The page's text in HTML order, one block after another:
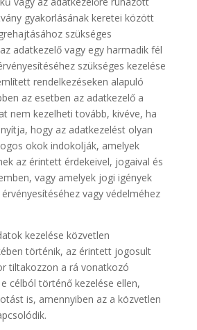
gyakorlásának keretei között
szükséges
adatkezelő vagy egy harmadik fél
szükséges kezelése
rendelkezéseken alapuló
az esetben az adatkezelő a
nem kezelheti tovább, kivéve, ha
hogy az adatkezelést olyan
okok indokolják, amelyek
az érintett érdekeivel, jogaival és
vagy amelyek jogi igények
vagy védelméhez
kezelése közvetlen
történik, az érintett jogosult
tiltakozzon a rá vonatkozó
célból történő kezelése ellen,
is, amennyiben az a közvetlen